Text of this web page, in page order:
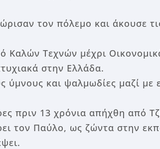
τον πόλεμο και άκουσε τις
Καλών Τεχνών μέχρι
στην Ελλάδα.
και ψαλμωδίες μαζί με
πριν 13 χρόνια απήχθη από
τον Παύλο, ως ζώντα στην